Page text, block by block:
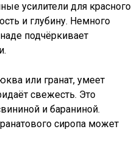
усилители для красного
и глубину. Немного
подчёркивает
или гранат, умеет
свежесть. Это
и бараниной.
сиропа может